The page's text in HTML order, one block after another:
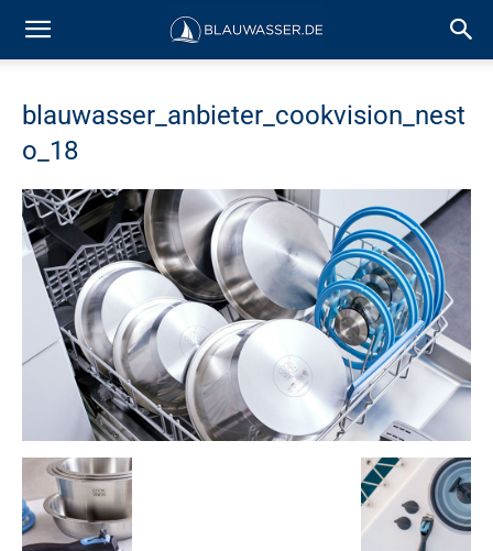
blauwasser_anbieter_cookvision_nest
o_18